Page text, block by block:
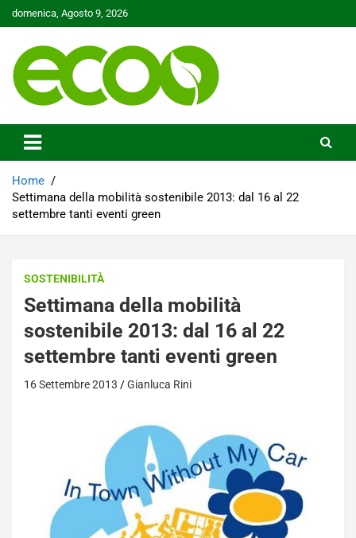
Skip
to
domenica, Agosto 9, 2026
Ecoo.it
Home
Settimana della mobilità sostenibile 2013: dal 16 al 22
settembre tanti eventi green
SOSTENIBILITÀ
Settimana della mobilità
sostenibile 2013: dal 16 al 22
settembre tanti eventi green
16 Settembre 2013 Gianluca Rini